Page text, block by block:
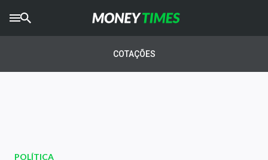
AGROTIMES
COTAÇÕES
POLÍTICA